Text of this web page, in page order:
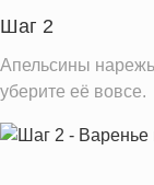
Калий
Шаг 2
Апельсины
уберите её вовсе.